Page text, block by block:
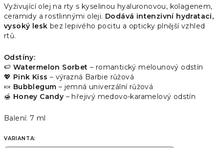
Vyživující olej na rty s kyselinou hyaluronovou, kolagenem,
ceramidy a rostlinnými oleji. Dodává intenzivní hydrataci,
vysoký lesk bez lepivého pocitu a opticky plnější vzhled
rtů.
Odstíny:
🍉 Watermelon Sorbet – romantický melounový odstín
💖 Pink Kiss – výrazná Barbie růžová
🍬 Bubblegum – jemná univerzální růžová
🍯 Honey Candy – hřejivý medovo-karamelový odstín
Balení: 7 ml
VARIANTA: